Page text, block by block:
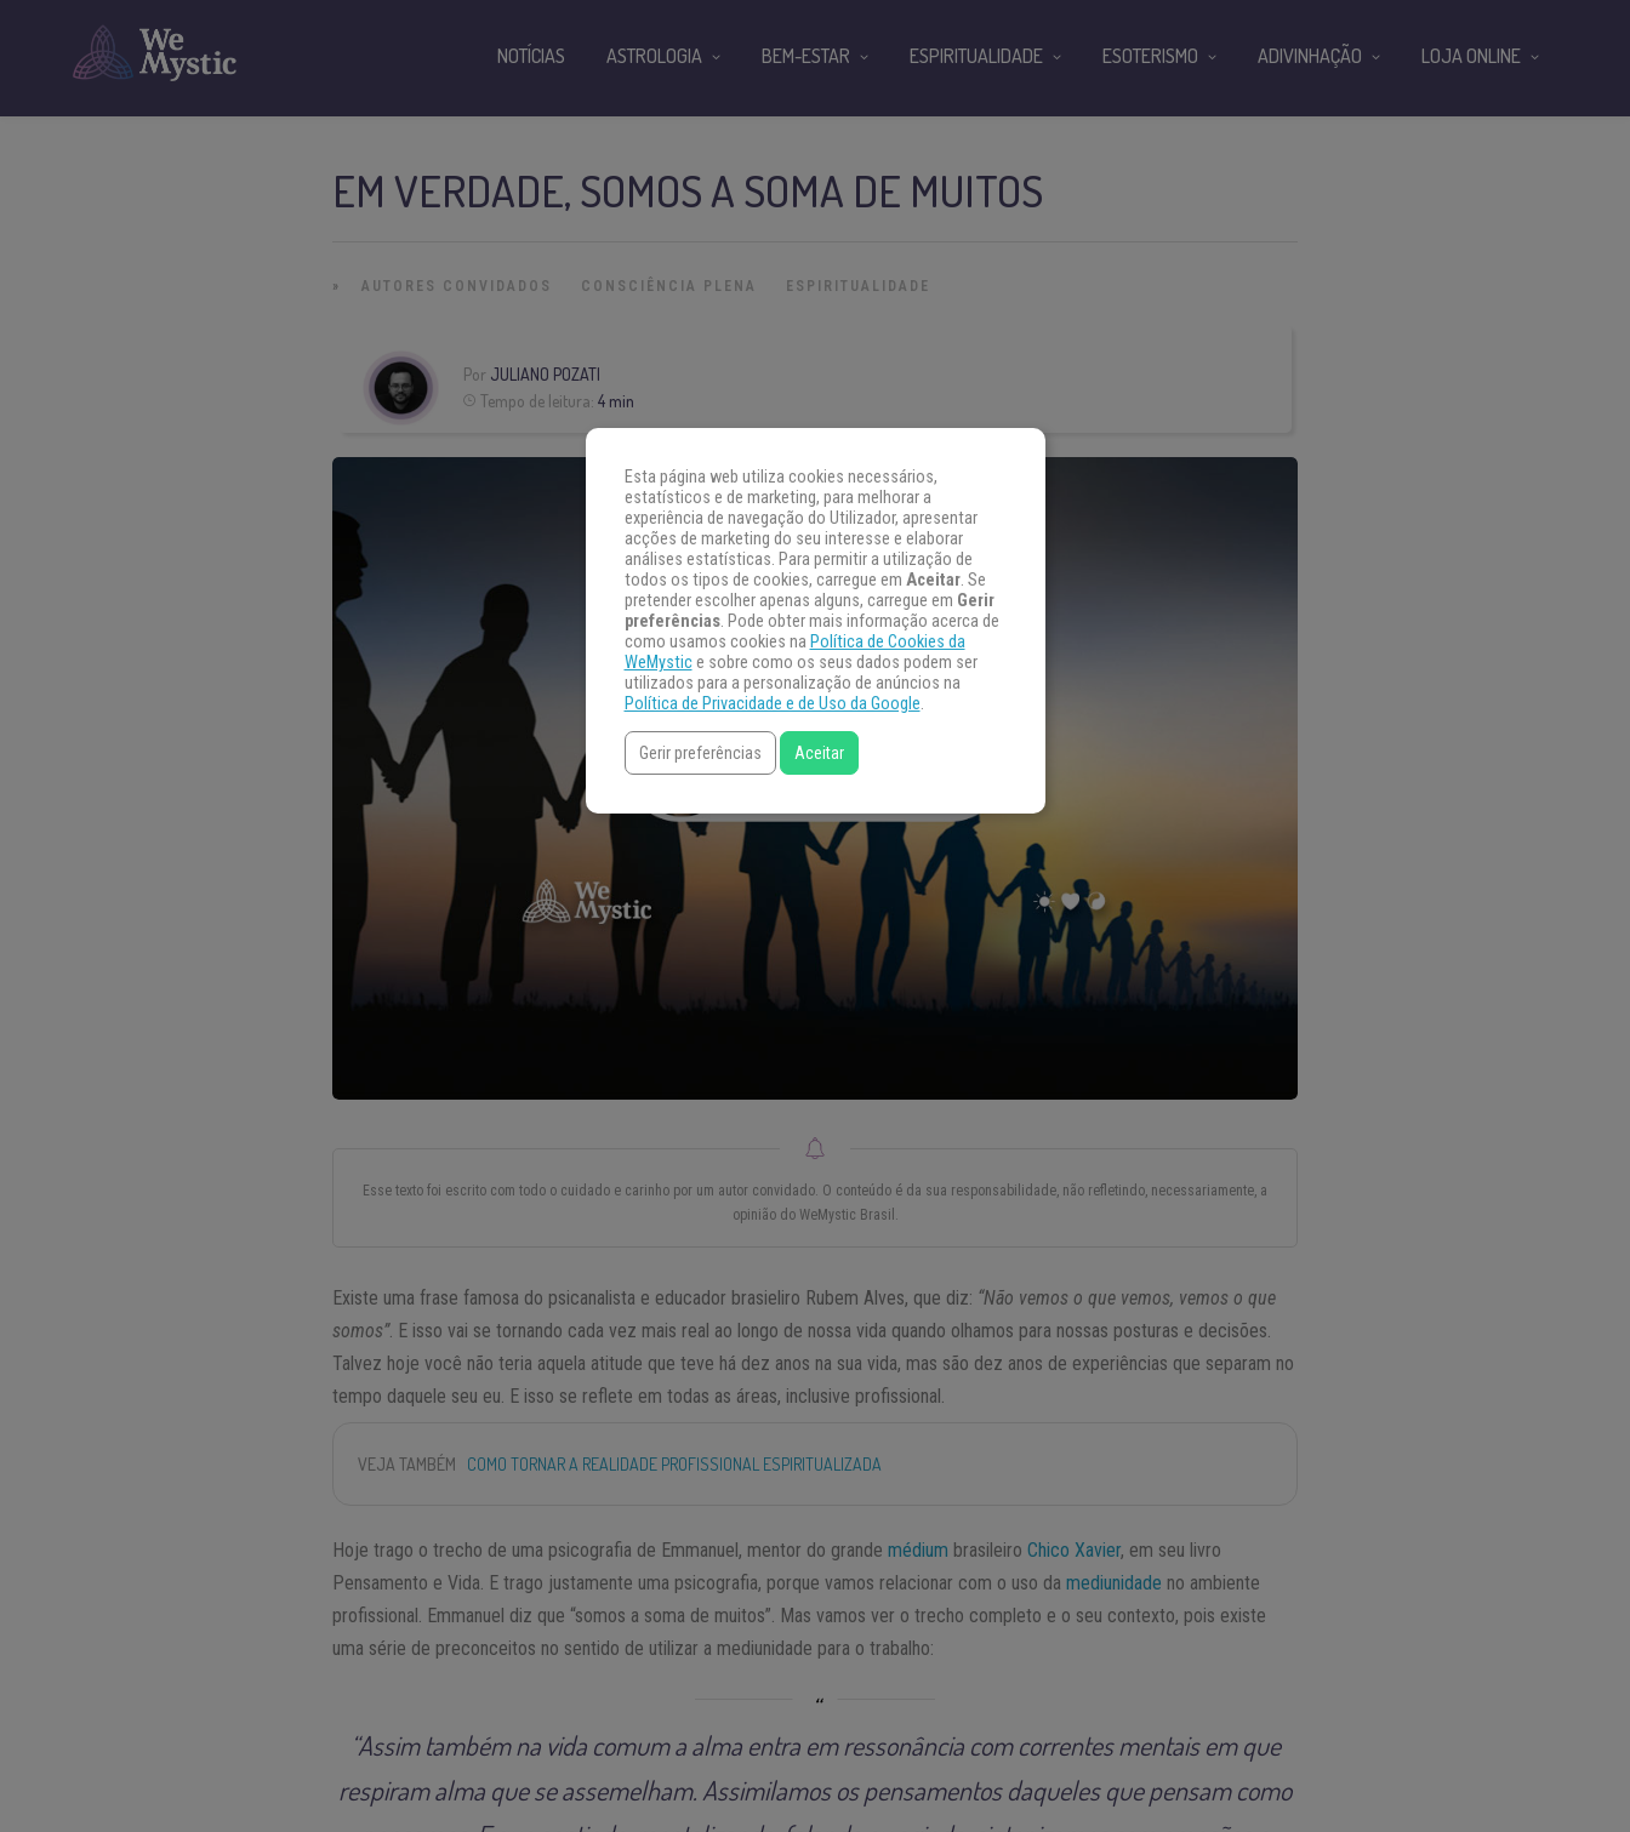
EM VERDADE, SOMOS A SOMA DE MUITOS
» AUTORES CONVIDADOS CONSCIÊNCIA PLENA ESPIRITUALIDADE
Por JULIANO POZATI
Tempo de leitura: 4 min
Esse texto foi escrito com todo o cuidado e carinho por um autor convidado. O conteúdo é da sua responsabilidade, não refletindo, necessariamente, a
opinião do WeMystic Brasil.
Existe uma frase famosa do psicanalista e educador brasieliro Rubem Alves, que diz: “Não vemos o que vemos, vemos o que
somos”. E isso vai se tornando cada vez mais real ao longo de nossa vida quando olhamos para nossas posturas e decisões.
Talvez hoje você não teria aquela atitude que teve há dez anos na sua vida, mas são dez anos de experiências que separam no
tempo daquele seu eu. E isso se reflete em todas as áreas, inclusive profissional.
VEJA TAMBÉM COMO TORNAR A REALIDADE PROFISSIONAL ESPIRITUALIZADA
Hoje trago o trecho de uma psicografia de Emmanuel, mentor do grandemédium brasileiroChico Xavier, em seu livro
Pensamento e Vida. E trago justamente uma psicografia, porque vamos relacionar com o uso damediunidade no ambiente
profissional. Emmanuel diz que “somos a soma de muitos”. Mas vamos ver o trecho completo e o seu contexto, pois existe
uma série de preconceitos no sentido de utilizar a mediunidade para o trabalho:
“Assim também na vida comum a alma entra em ressonância com correntes mentais em que
respiram alma que se assemelham. Assimilamos os pensamentos daqueles que pensam como
NOTÍCIAS ASTROLOGIA BEM-ESTAR ESPIRITUALIDADE ESOTERISMO ADIVINHAÇÃO LOJA ONLINE
Esta página web utiliza cookies necessários,
estatísticos e de marketing, para melhorar a
experiência de navegação do Utilizador, apresentar
acções de marketing do seu interesse e elaborar
análises estatísticas. Para permitir a utilização de
todos os tipos de cookies, carregue em Aceitar. Se
pretender escolher apenas alguns, carregue em Gerir
preferências. Pode obter mais informação acerca de
como usamos cookies na Política de Cookies da
WeMystice sobre como os seus dados podem ser
utilizados para a personalização de anúncios na
Política de Privacidade e de Uso da Google.
Gerir preferências Aceitar